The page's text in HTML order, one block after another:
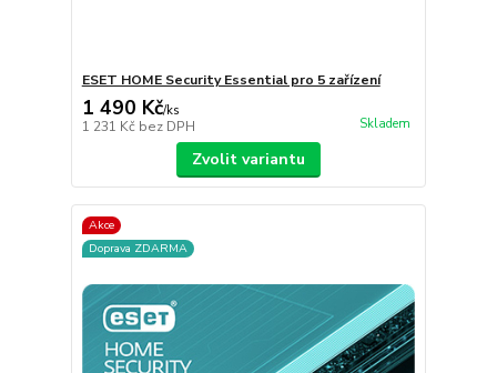
ESET HOME Security Essential pro 5 zařízení
1 490 Kč/ks
1 231 Kč bez DPH Skladem
Zvolit variantu
Akce
Doprava ZDARMA